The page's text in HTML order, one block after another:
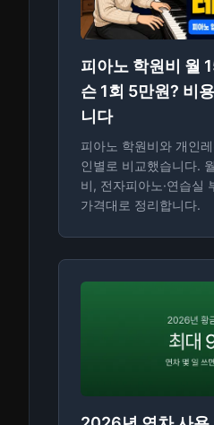
피아노 학원비 월
슨 1회 5만원? 비
니다
피아노 학원비와 개인
인별로 비교했습니다.
비, 전자피아노·연습실
가격대로 정리합니다.